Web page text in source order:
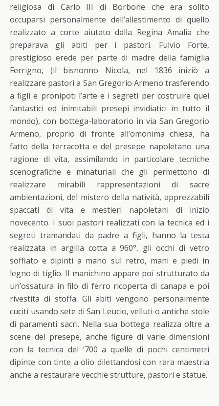
religiosa di Carlo III di Borbone che era solito
occuparsi personalmente dell’allestimento di quello
realizzato a corte aiutato dalla Regina Amalia che
preparava gli abiti per i pastori. Fulvio Forte,
prestigioso erede per parte di madre della famiglia
Ferrigno, (il bisnonno Nicola, nel 1836 iniziò a
realizzare pastori a San Gregorio Armeno trasferendo
a figli e pronipoti l’arte e i segreti per costruire quei
fantastici ed inimitabili presepi invidiatici in tutto il
mondo), con bottega-laboratorio in via San Gregorio
Armeno, proprio di fronte all’omonima chiesa, ha
fatto della terracotta e del presepe napoletano una
ragione di vita, assimilando in particolare tecniche
scenografiche e minaturiali che gli permettono di
realizzare mirabili rappresentazioni di sacre
ambientazioni, del mistero della natività, apprezzabili
spaccati di vita e mestieri napoletani di inizio
novecento. I suoi pastori realizzati con la tecnica ed i
segreti tramandati da padre a figli, hanno la testa
realizzata in argilla cotta a 960°, gli occhi di vetro
soffiato e dipinti a mano sul retro, mani e piedi in
legno di tiglio. Il manichino appare poi strutturato da
un’ossatura in filo di ferro ricoperta di canapa e poi
rivestita di stoffa. Gli abiti vengono personalmente
cuciti usando sete di San Leucio, velluti o antiche stole
di paramenti sacri. Nella sua bottega realizza oltre a
scene del presepe, anche figure di varie dimensioni
con la tecnica del ‘700 a quelle di pochi centimetri
dipinte con tinte a olio dilettandosi con rara maestria
anche a restaurare vecchie strutture, pastori e statue.